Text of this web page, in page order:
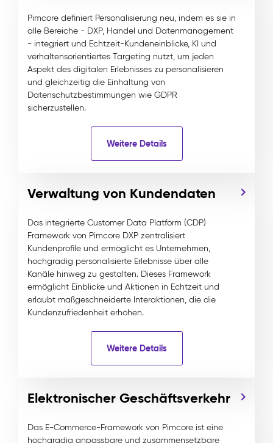
Pimcore definiert Personalisierung neu, indem es sie in
alle Bereiche - DXP, Handel und Datenmanagement
- integriert und Echtzeit-Kundeneinblicke, KI und
verhaltensorientiertes Targeting nutzt, um jeden
Aspekt des digitalen Erlebnisses zu personalisieren
und gleichzeitig die Einhaltung von
Datenschutzbestimmungen wie GDPR
sicherzustellen.
Weitere Details
Verwaltung von Kundendaten
Das integrierte Customer Data Platform (CDP)
Framework von Pimcore DXP zentralisiert
Kundenprofile und ermöglicht es Unternehmen,
hochgradig personalisierte Erlebnisse über alle
Kanäle hinweg zu gestalten. Dieses Framework
ermöglicht Einblicke und Aktionen in Echtzeit und
erlaubt maßgeschneiderte Interaktionen, die die
Kundenzufriedenheit erhöhen.
Weitere Details
Elektronischer Geschäftsverkehr
Das E-Commerce-Framework von Pimcore ist eine
hochgradig anpassbare und zusammensetzbare